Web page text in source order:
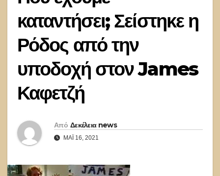
καταντήσει; Σείστηκε η
Ρόδος από την
υποδοχή στον James
Καφετζή
Από Δεκέλεια news
ΜΆΙ 16, 2021